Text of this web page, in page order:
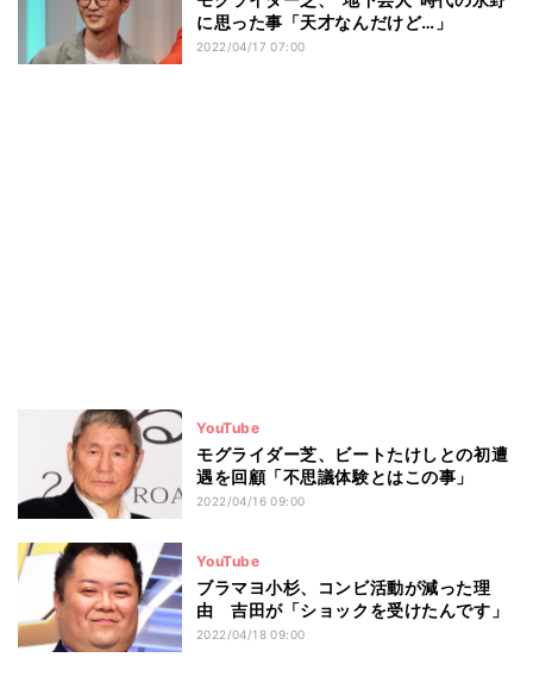
に思った事「天才なんだけど…」
2022/04/17 07:00
YouTube
モグライダー芝、ビートたけしとの初遭
遇を回顧「不思議体験とはこの事」
2022/04/16 09:00
YouTube
ブラマヨ小杉、コンビ活動が減った理
由 吉田が「ショックを受けたんです」
2022/04/18 09:00